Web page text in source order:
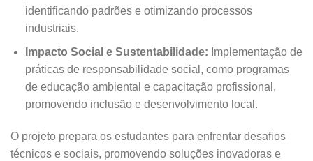
identificando padrões e otimizando processos
industriais.
Impacto Social e Sustentabilidade: Implementação de
práticas de responsabilidade social, como programas
de educação ambiental e capacitação profissional,
promovendo inclusão e desenvolvimento local.
O projeto prepara os estudantes para enfrentar desafios
técnicos e sociais, promovendo soluções inovadoras e